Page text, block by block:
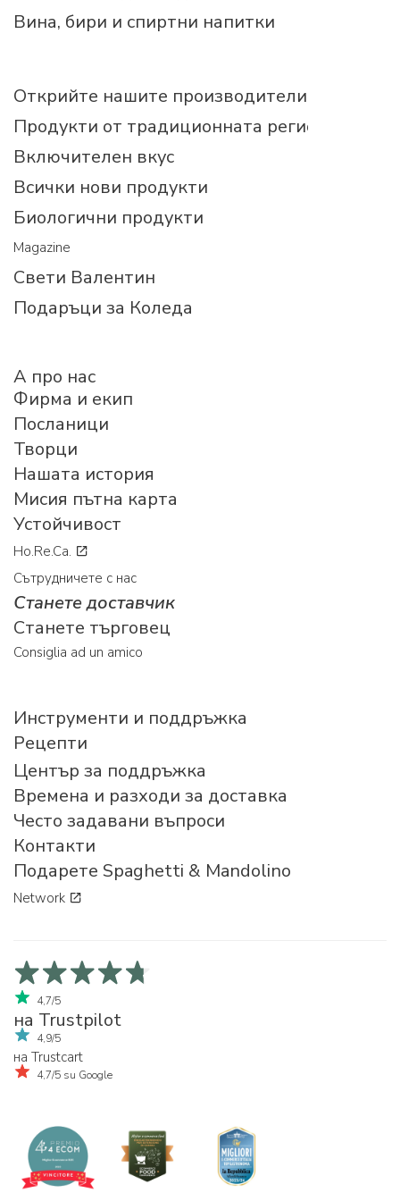
Вина, бири и спиртни напитки
Открийте нашите производители
Продукти от традиционната регионална
Включителен вкус
Всички нови продукти
Биологични продукти
Magazine
Свети Валентин
Подаръци за Коледа
A про нас
Фирма и екип
Посланици
Творци
Нашата история
Мисия пътна карта
Устойчивост
Ho.Re.Ca.
Сътрудничете с нас
Станете доставчик
Станете търговец
Consiglia ad un amico
Инструменти и поддръжка
Рецепти
Център за поддръжка
Времена и разходи за доставка
Често задавани въпроси
Контакти
Подарете Spaghetti & Mandolino
Network
4,7/5
на Trustpilot
4,9/5
на Trustcart
4,7/5 su Google